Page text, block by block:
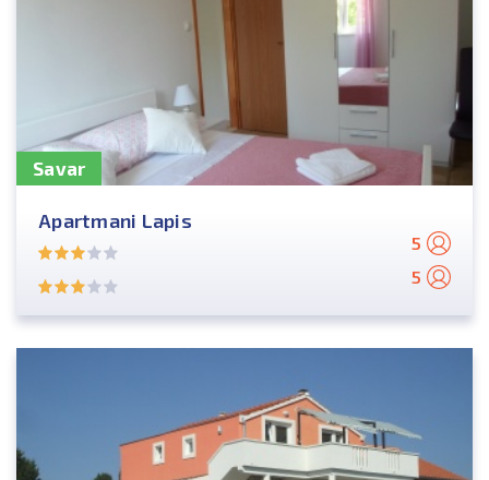
Savar
Apartmani Lapis
5
5